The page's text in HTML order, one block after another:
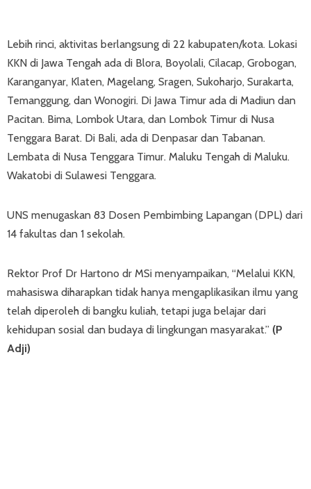
Lebih rinci, aktivitas berlangsung di 22 kabupaten/kota. Lokasi
KKN di Jawa Tengah ada di Blora, Boyolali, Cilacap, Grobogan,
Karanganyar, Klaten, Magelang, Sragen, Sukoharjo, Surakarta,
Temanggung, dan Wonogiri. Di Jawa Timur ada di Madiun dan
Pacitan. Bima, Lombok Utara, dan Lombok Timur di Nusa
Tenggara Barat. Di Bali, ada di Denpasar dan Tabanan.
Lembata di Nusa Tenggara Timur. Maluku Tengah di Maluku.
Wakatobi di Sulawesi Tenggara.
UNS menugaskan 83 Dosen Pembimbing Lapangan (DPL) dari
14 fakultas dan 1 sekolah.
Rektor Prof Dr Hartono dr MSi menyampaikan, “Melalui KKN,
mahasiswa diharapkan tidak hanya mengaplikasikan ilmu yang
telah diperoleh di bangku kuliah, tetapi juga belajar dari
kehidupan sosial dan budaya di lingkungan masyarakat.” (P
Adji)